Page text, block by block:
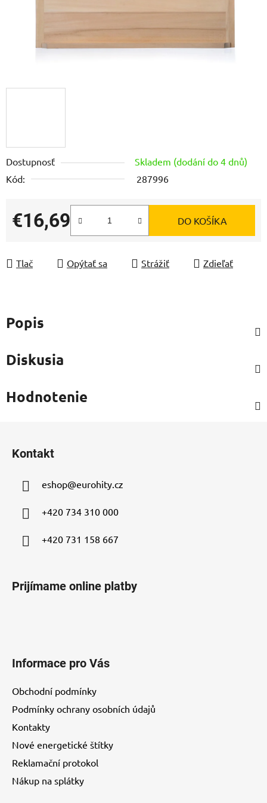
Dostupnosť
Skladem (dodání do 4 dnů)
Kód:
287996
€16,69
Jednotková cena:
DO KOŠÍKA
Tlač Opýtať sa Strážiť Zdieľať
Popis
Diskusia
Hodnotenie
Kontakt
eshop@eurohity.cz
+420 734 310 000
+420 731 158 667
Prijímame online platby
Informace pro Vás
Obchodní podmínky
Podmínky ochrany osobních údajů
Kontakty
Nové energetické štítky
Reklamační protokol
Nákup na splátky